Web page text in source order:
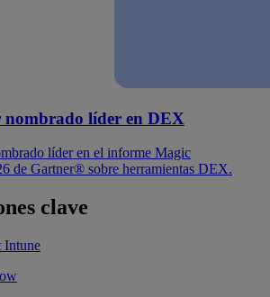
nombrado líder en DEX
líder en el informe Magic
de Gartner® sobre herramientas DEX.
clave
Intune